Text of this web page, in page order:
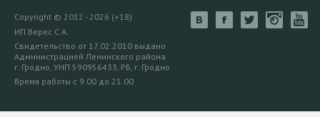
Copyright © 2012 - 2026 (+18)
ИП Верес С.А.
Свидетельство от 17.02.2010 выдано
Администрацией Ленинского района
г. Гродно, УНП 590956433, РБ, г. Гродно
Время работы с 9.00 до 21.00